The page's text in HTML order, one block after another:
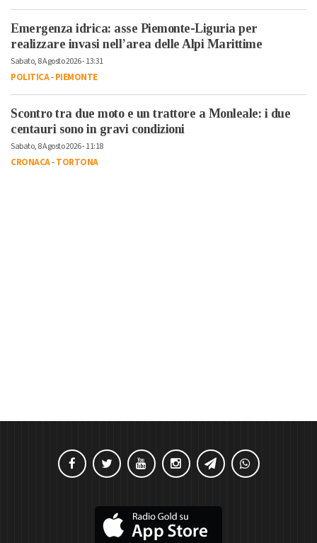
Emergenza idrica: asse Piemonte-Liguria per
realizzare invasi nell’area delle Alpi Marittime
Sabato, 8 Agosto 2026 - 13:31
POLITICA-PIEMONTE
Scontro tra due moto e un trattore a Monleale: i due
centauri sono in gravi condizioni
Sabato, 8 Agosto 2026 - 11:18
CRONACA-TORTONA